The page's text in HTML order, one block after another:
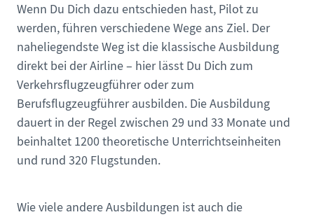
Wenn Du Dich dazu entschieden hast, Pilot zu
werden, führen verschiedene Wege ans Ziel. Der
naheliegendste Weg ist die klassische Ausbildung
direkt bei der Airline – hier lässt Du Dich zum
Verkehrsflugzeugführer oder zum
Berufsflugzeugführer ausbilden. Die Ausbildung
dauert in der Regel zwischen 29 und 33 Monate und
beinhaltet 1200 theoretische Unterrichtseinheiten
und rund 320 Flugstunden.
Wie viele andere Ausbildungen ist auch die